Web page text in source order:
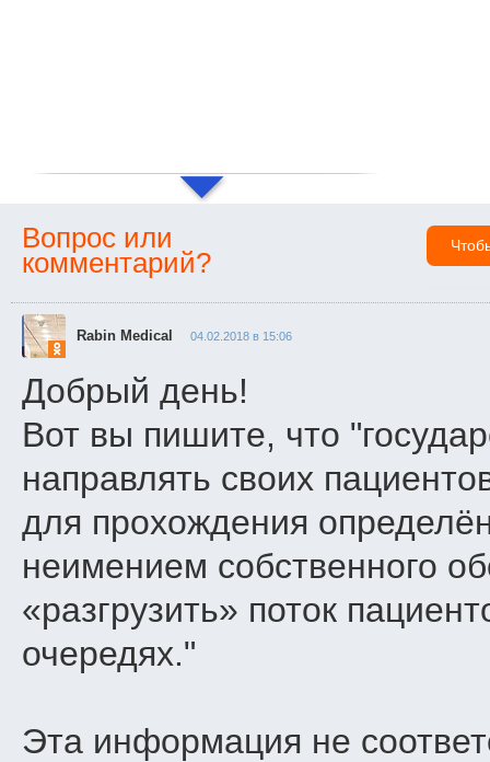
Вопрос или
комментарий?
Rabin Medical 04.02.2018 в 15:06
Добрый день!
Вот вы пишите, что
направлять своих
для прохождения
неимением собственного
«разгрузить» поток
очередях."
Эта информация не